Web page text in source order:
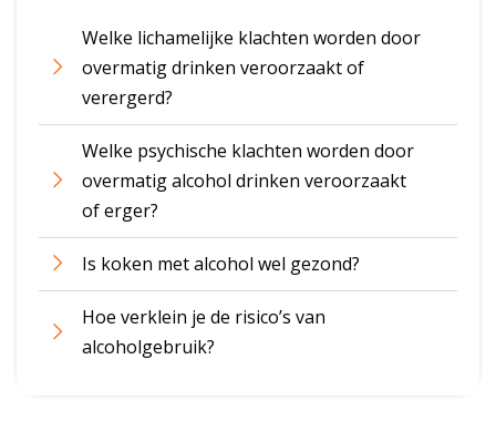
Welke lichamelijke klachten worden door
overmatig drinken veroorzaakt of
verergerd?
Welke psychische klachten worden door
overmatig alcohol drinken veroorzaakt
of erger?
Is koken met alcohol wel gezond?
Hoe verklein je de risico’s van
alcoholgebruik?